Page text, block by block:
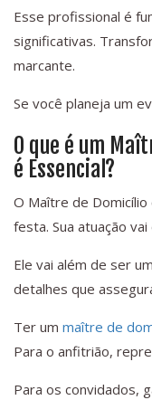
Esse profissional é
significativas.
marcante.
Se você planeja um
O que é um
é Essencial?
O Maître de
festa. Sua atuação
Ele vai além de ser
detalhes que
Ter um maître de
Para o anfitrião,
Para os convidados,